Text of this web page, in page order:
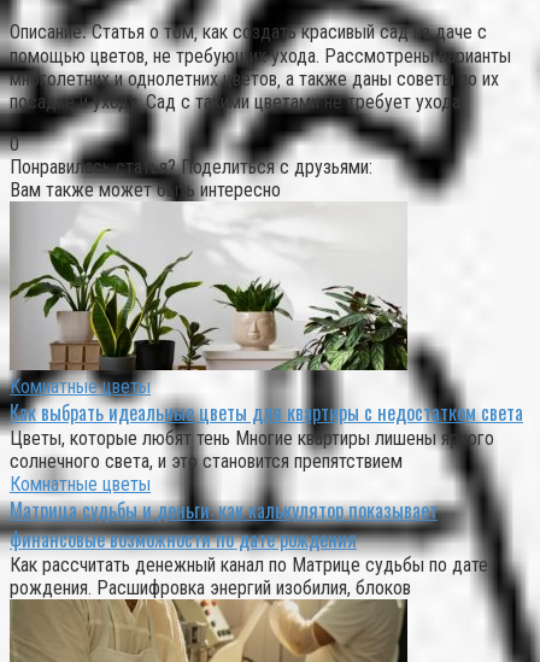
Описание⁚ Статья о том‚ как создать красивый сад на даче с
помощью цветов‚ не требующих ухода. Рассмотрены варианты
многолетних и однолетних цветов‚ а также даны советы по их
посадке и уходу. Сад с такими цветами не требует ухода.
0
Понравилась статья? Поделиться с друзьями:
Вам также может быть интересно
Комнатные цветы
Как выбрать идеальные цветы для квартиры с недостатком света
Цветы, которые любят тень Многие квартиры лишены яркого
солнечного света, и это становится препятствием
Комнатные цветы
Матрица судьбы и деньги: как калькулятор показывает
финансовые возможности по дате рождения
Как рассчитать денежный канал по Матрице судьбы по дате
рождения. Расшифровка энергий изобилия, блоков